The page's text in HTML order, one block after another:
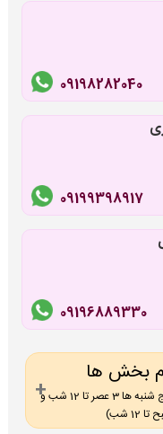
09198282040
09199398917
09196889330
بخش ها
ساعات غیر اداری (همه روزه 6 عصر تا 12 شب، پنج شنبه ها 3 عصر تا 12 شب و